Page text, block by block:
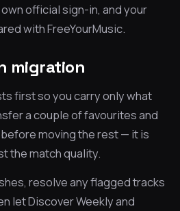
official sign-in, and your
with FreeYourMusic.
migration
first so you carry only what
a couple of favourites and
moving the rest — it is
the match quality.
resolve any flagged tracks
let Discover Weekly and